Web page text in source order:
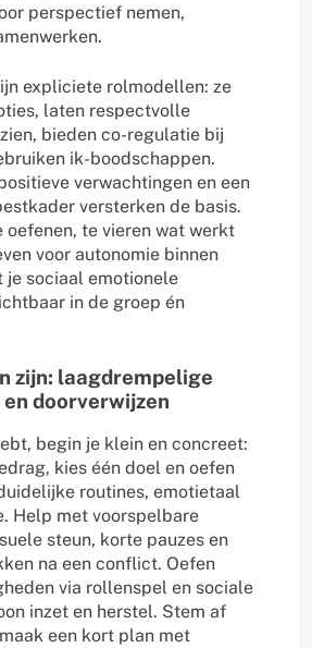
perspectief nemen,
expliciete rolmodellen: ze
laten respectvolle
bieden co-regulatie bij
ik-boodschappen.
verwachtingen en een
versterken de basis.
oefenen, te vieren wat werkt
voor autonomie binnen
je sociaal emotionele
in de groep én
zijn: laagdrempelige
doorverwijzen
begin je klein en concreet:
kies één doel en oefen
routines, emotietaal
Help met voorspelbare
steun, korte pauzes en
na een conflict. Oefen
via rollenspel en sociale
inzet en herstel. Stem af
een kort plan met